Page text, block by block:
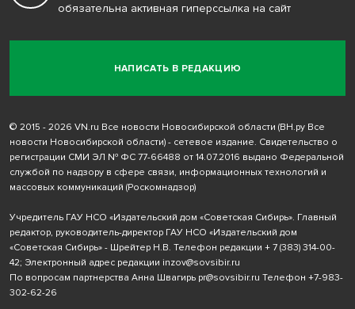
НАПИСАТЬ В РЕДАКЦИЮ
обязательна активная гиперссылка на сайт
© 2015 - 2026 VN.ru Все новости Новосибирской области (ВН.ру Все
новости Новосибирской области) - сетевое издание. Свидетельство о
регистрации СМИ ЭЛ № ФС 77-66488 от 14.07.2016 выдано Федеральной
службой по надзору в сфере связи, информационных технологий и
массовых коммуникаций (Роскомнадзор)
Учредитель ГАУ НСО «Издательский дом «Советская Сибирь». Главный
редактор, руководитель-директор ГАУ НСО «Издательский дом
«Советская Сибирь» - Шрейтер Н.В. Телефон редакции + 7 (383) 314-00-
42; Электронный адрес редакции inzov@sovsibir.ru
По вопросам партнерства Анна Швагирь pr@sovsibir.ru Телефон +7-983-
302-62-26